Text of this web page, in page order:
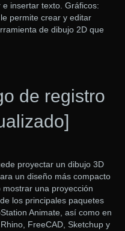
insertar texto. Gráficos:
permite crear y editar
de dibujo 2D que
de registro
proyectar un dibujo 3D
un diseño más compacto
una proyección
los principales paquetes
Animate, así como en
FreeCAD, Sketchup y